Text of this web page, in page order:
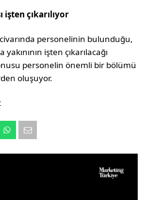
işten çıkarılıyor
personelinin bulunduğu,
yakınının işten çıkarılacağı
personelin önemli bir bölümü
oluşuyor.